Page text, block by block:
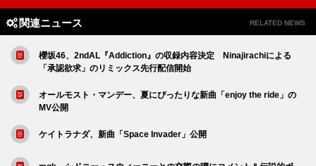
関連ニュース RELATED NEWS
櫻坂46、2ndAL『Addiction』の収録内容決定 Ninajirachiによる
「承認欲求」のリミックス先行配信開始
オールモスト・マンデー、夏にぴったりな新曲「enjoy the ride」の
MV公開
ケイトラナダ、新曲「Space Invader」公開